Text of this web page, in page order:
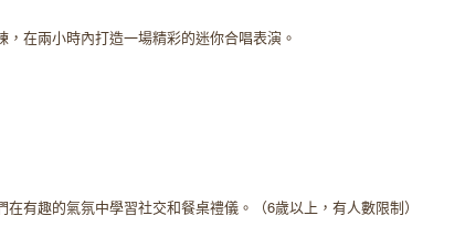
在兩小時內打造一場精彩的迷你合唱表演。
有趣的氣氛中學習社交和餐桌禮儀。（6歲以上，有人數限制）